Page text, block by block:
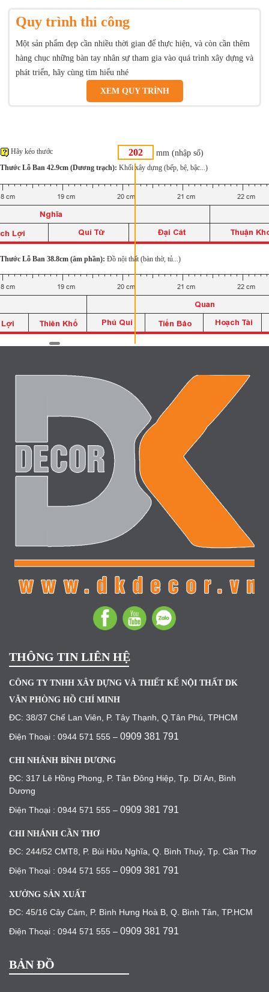
Quy trình thi công
Một sản phẩm đẹp cần nhiều thời gian để thực hiện, và còn cần thêm
hàng chục những bàn tay nhân sự tham gia vào quá trình xây dựng và
phát triển, hãy cùng tìm hiểu nhé
XEM QUY TRÌNH
mm (nhập số)
Hãy kéo thước
Thước Lỗ Ban 42.9cm (Dương trạch): Khối xây dựng (bếp, bệ, bậc...)
Thước Lỗ Ban 38.8cm (âm phần): Đồ nội thất (bàn thờ, tủ...)
THÔNG TIN LIÊN HỆ
CÔNG TY TNHH XÂY DỰNG VÀ THIẾT KẾ NỘI THẤT DK
VĂN PHÒNG HỒ CHÍ MINH
ĐC: 38/37 Chế Lan Viên, P. Tây Thạnh, Q.Tân Phú, TPHCM
Điện Thoại : 0944 571 555 – 0909 381 791
CHI NHÁNH BÌNH DƯƠNG
ĐC: 317 Lê Hồng Phong, P. Tân Đông Hiệp, Tp. Dĩ An, Bình
Dương
Điện Thoại : 0944 571 555 – 0909 381 791
CHI NHÁNH CẦN THƠ
ĐC: 244/52 CMT8, P. Bùi Hữu Nghĩa, Q. Bình Thuỷ, Tp. Cần Thơ
Điện Thoại : 0944 571 555 – 0909 381 791
XƯỞNG SẢN XUẤT
ĐC: 45/16 Cây Cám, P. Bình Hưng Hoà B, Q. Bình Tân, TP.HCM
Điện Thoại : 0944 571 555 – 0909 381 791
BẢN ĐỒ